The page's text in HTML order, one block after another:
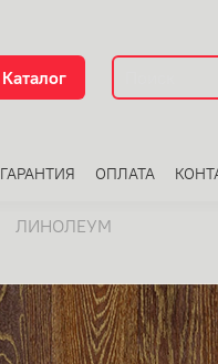
Каталог
ГАРАНТИЯ ОПЛАТА
ЛИНОЛЕУМ